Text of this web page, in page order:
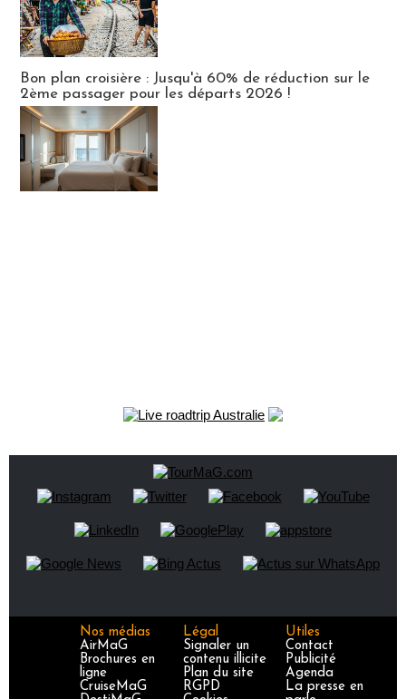
Bon plan croisière : Jusqu'à 60% de réduction sur le
2ème passager pour les départs 2026 !
Nos médias
AirMaG
Brochures en
ligne
CruiseMaG
Légal
Signaler un
contenu illicite
Plan du site
RGPD
Utiles
Contact
Publicité
Agenda
La presse en